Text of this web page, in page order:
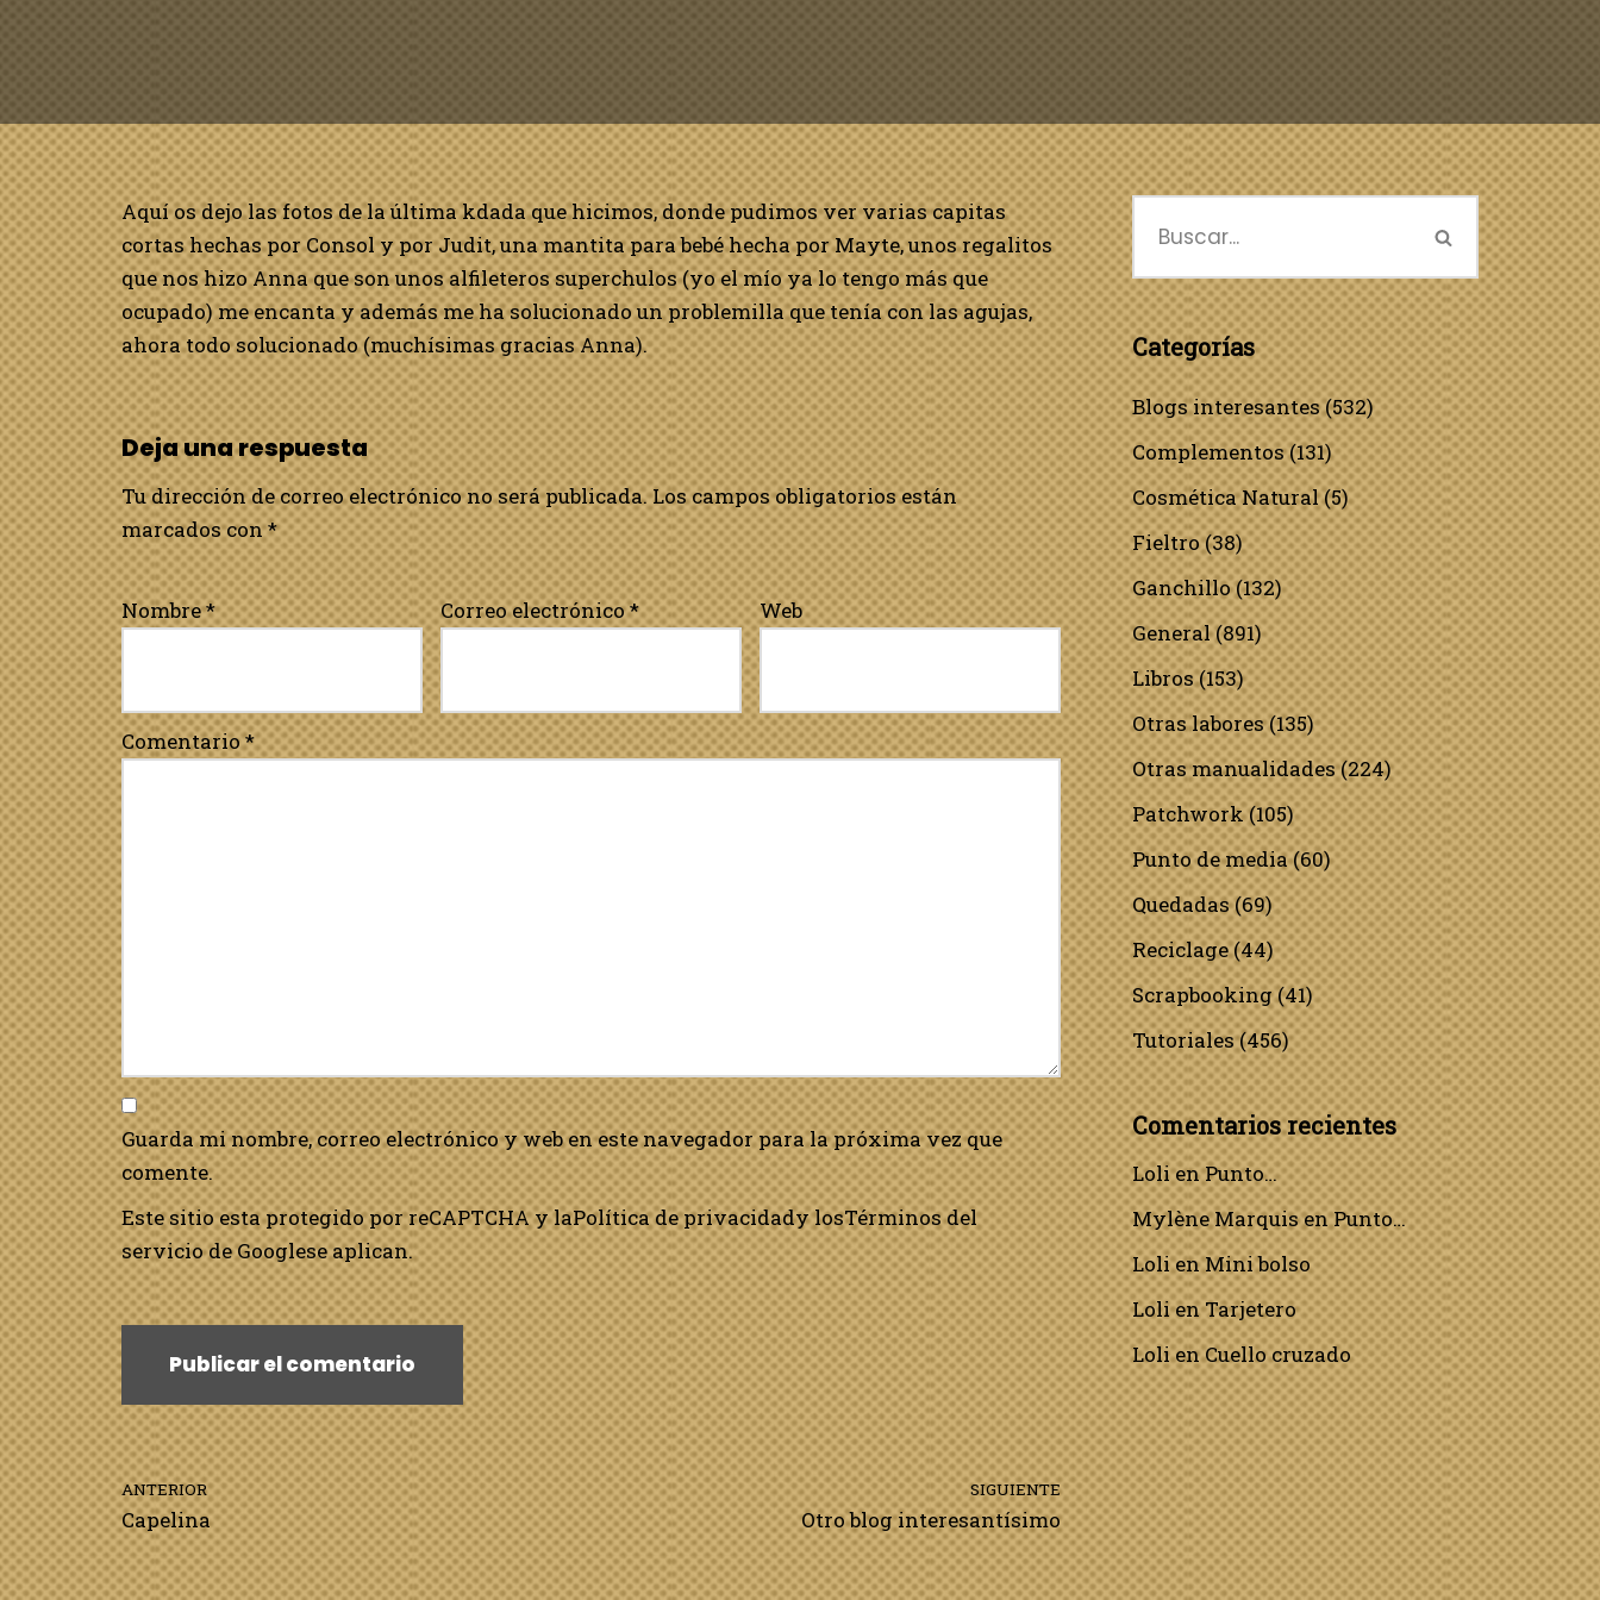
Aquí os dejo las fotos de la última kdada que hicimos, donde pudimos ver varias capitas
cortas hechas por Consol y por Judit, una mantita para bebé hecha por Mayte, unos regalitos
que nos hizo Anna que son unos alfileteros superchulos (yo el mío ya lo tengo más que
ocupado) me encanta y además me ha solucionado un problemilla que tenía con las agujas,
ahora todo solucionado (muchísimas gracias Anna).
Deja una respuesta
Tu dirección de correo electrónico no será publicada. Los campos obligatorios están
marcados con*
Nombre* Correo electrónico* Web
Comentario*
Guarda mi nombre, correo electrónico y web en este navegador para la próxima vez que
comente.
Este sitio esta protegido por reCAPTCHA y laPolítica de privacidady losTérminos del
servicio de Googlese aplican.
ANTERIOR
Capelina
SIGUIENTE
Otro blog interesantísimo
Categorías
Blogs interesantes(532)
Complementos(131)
Cosmética Natural(5)
Fieltro(38)
Ganchillo(132)
General(891)
Libros(153)
Otras labores(135)
Otras manualidades(224)
Patchwork(105)
Punto de media(60)
Quedadas(69)
Reciclage(44)
Scrapbooking(41)
Tutoriales(456)
Comentarios recientes
LolienPunto…
Mylène MarquisenPunto…
LolienMini bolso
LolienTarjetero
LolienCuello cruzado